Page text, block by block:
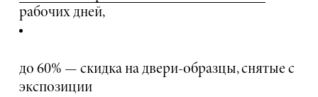
рабочих дней,
до 60% — скидка на двери-образцы, снятые с
экспозиции